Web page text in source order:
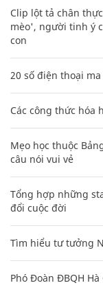
Clip lột tả chân
mèo', người tinh ý
con
20 số điện thoại
Các công thức hóa
Mẹo học thuộc
câu nói vui vẻ
Tổng hợp những
đổi cuộc đời
Tìm hiểu tư tưởng
Phó Đoàn ĐBQH